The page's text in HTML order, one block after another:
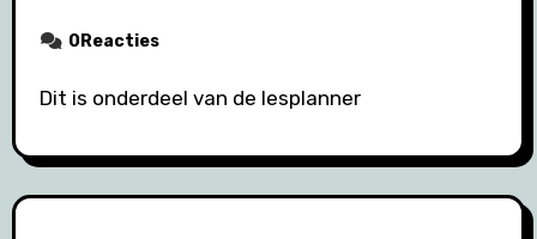
0Reacties
Dit is onderdeel van de lesplanner